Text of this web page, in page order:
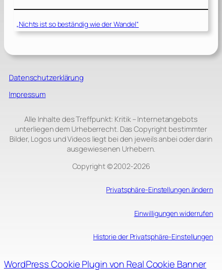
„Nichts ist so beständig wie der Wandel“
Datenschutzerklärung
Impressum
Alle Inhalte des Treffpunkt: Kritik – Internetangebots
unterliegen dem Urheberrecht. Das Copyright bestimmter
Bilder, Logos und Videos liegt bei den jeweils anbei oder darin
ausgewiesenen Urhebern.
Copyright © 2002‑2026
Privatsphäre-Einstellungen ändern
Einwilligungen widerrufen
Historie der Privatsphäre-Einstellungen
WordPress Cookie Plugin von Real Cookie Banner